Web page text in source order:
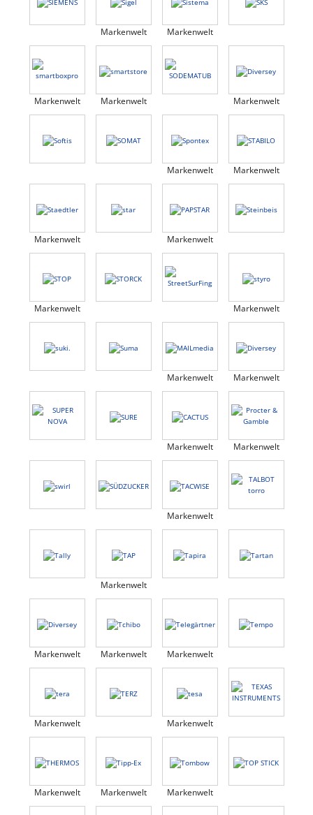
Markenwelt Markenwelt
Markenwelt Markenwelt Markenwelt
Markenwelt Markenwelt
Markenwelt Markenwelt
Markenwelt Markenwelt
Markenwelt Markenwelt
Markenwelt Markenwelt
Markenwelt
Markenwelt
Markenwelt Markenwelt Markenwelt
Markenwelt Markenwelt
Markenwelt Markenwelt Markenwelt